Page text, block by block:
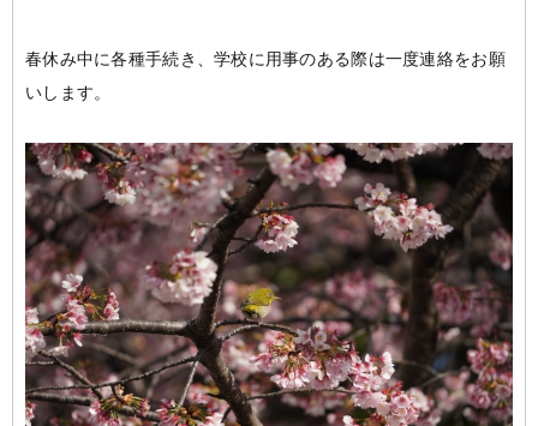
春休み中に各種手続き、学校に用事のある際は一度連絡をお願
いします。